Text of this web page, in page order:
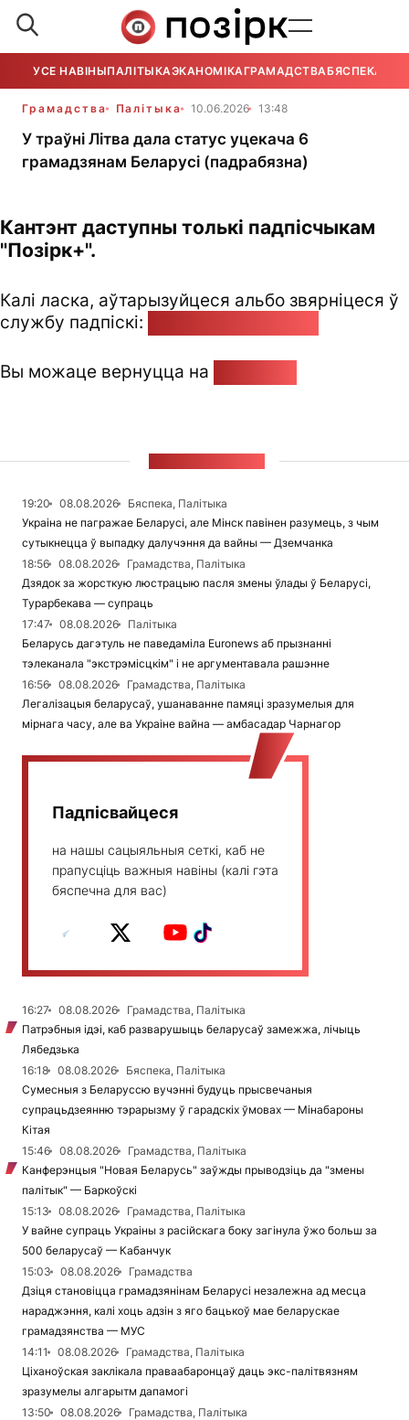
УСЕ НАВІНЫПАЛІТЫКАЭКАНОМІКАГРАМАДСТВАБЯСПЕКА
Грамадства Палітыка 10.06.2026 13:48
У траўні Літва дала статус уцекача 6
грамадзянам Беларусі (падрабязна)
Кантэнт даступны толькі падпісчыкам
"Позірк+".
Калі ласка, аўтарызуйцеся альбо звярніцеся ў
службу падпіскі:
Вы можаце вернуцца на
19:20 08.08.2026
Бяспека, Палітыка
Украіна не пагражае Беларусі, але Мінск павінен разумець, з чым
сутыкнецца ў выпадку далучэння да вайны — Дземчанка
18:56
08.08.2026
Грамадства, Палітыка
Дзядок за жорсткую люстрацыю пасля змены ўлады ў Беларусі,
Турарбекава — супраць
17:47
08.08.2026
Палітыка
Беларусь дагэтуль не паведаміла Euronews аб прызнанні
тэлеканала "экстрэмісцкім" і не аргументавала рашэнне
16:56
08.08.2026
Грамадства, Палітыка
Легалізацыя беларусаў, ушанаванне памяці зразумелыя для
мірнага часу, але ва Украіне вайна — амбасадар Чарнагор
Падпісвайцеся
на нашы сацыяльныя сеткі, каб не
прапусціць важныя навіны (калі гэта
бяспечна для вас)
16:27 08.08.2026
Грамадства, Палітыка
Патрэбныя ідэі, каб разварушыць беларусаў замежжа, лічыць
Лябедзька
16:18
08.08.2026
Бяспека, Палітыка
Сумесныя з Беларуссю вучэнні будуць прысвечаныя
супрацьдзеянню тэрарызму ў гарадскіх ўмовах — Мінабароны
Кітая
15:46
08.08.2026
Грамадства, Палітыка
Канферэнцыя "Новая Беларусь" заўжды прыводзіць да "змены
палітык" — Баркоўскі
15:13
08.08.2026
Грамадства, Палітыка
У вайне супраць Украіны з расійскага боку загінула ўжо больш за
500 беларусаў — Кабанчук
15:03
08.08.2026
Грамадства
Дзіця становіцца грамадзянінам Беларусі незалежна ад месца
нараджэння, калі хоць адзін з яго бацькоў мае беларускае
грамадзянства — МУС
14:11
08.08.2026
Грамадства, Палітыка
Ціханоўская заклікала праваабаронцаў даць экс-палітвязням
зразумелы алгарытм дапамогі
13:50
08.08.2026
Грамадства, Палітыка